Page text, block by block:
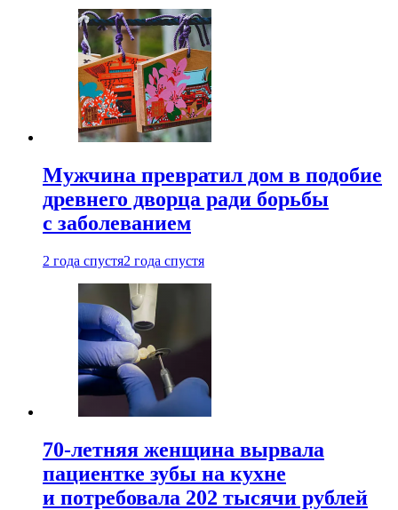
Мужчина превратил дом в подобие
древнего дворца ради борьбы
с заболеванием
2 года спустя2 года спустя
70-летняя женщина вырвала
пациентке зубы на кухне
и потребовала 202 тысячи рублей